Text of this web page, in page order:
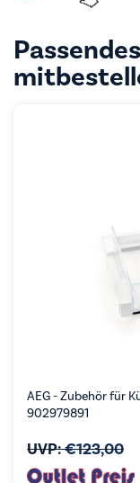
AEG - Zubehör für
902979891
UVP:€123,00